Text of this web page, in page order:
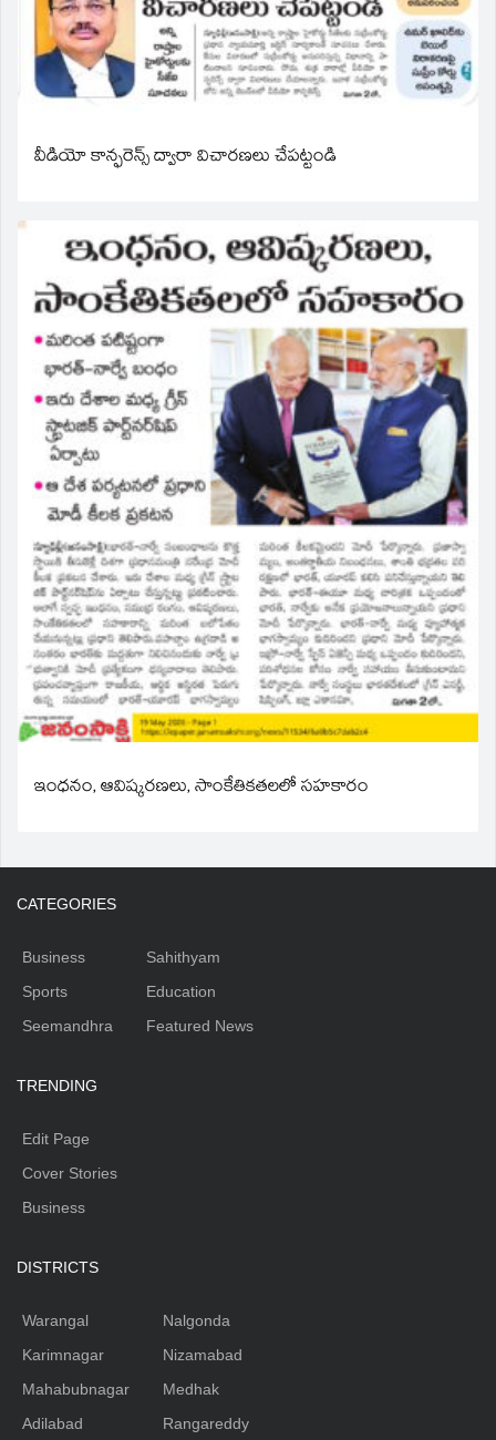
వీడియో కాన్ఫరెన్స్ ద్వారా విచారణలు చేపట్టండి
ఇంధనం, ఆవిష్కరణలు, సాంకేతికతలలో సహకారం
CATEGORIES
Business
Sports
Seemandhra
Sahithyam
Education
Featured News
TRENDING
Edit Page
Cover Stories
Business
DISTRICTS
Warangal
Karimnagar
Mahabubnagar
Adilabad
Nalgonda
Nizamabad
Medhak
Rangareddy